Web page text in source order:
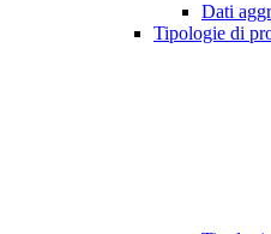
Dati
Tipologie di